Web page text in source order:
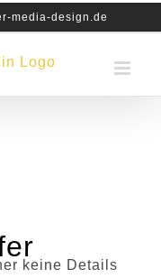
media-design.de
keine Details